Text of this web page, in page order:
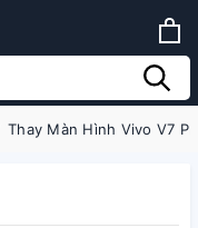
Thay Màn Hình Vivo V7